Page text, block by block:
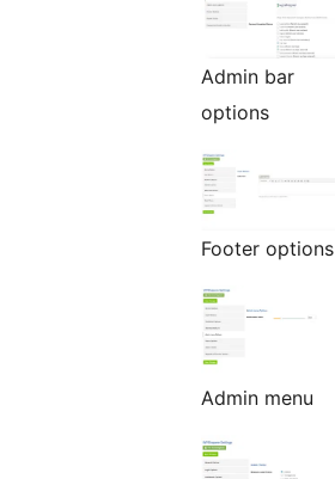
Admin bar
options
Footer options
Admin menu